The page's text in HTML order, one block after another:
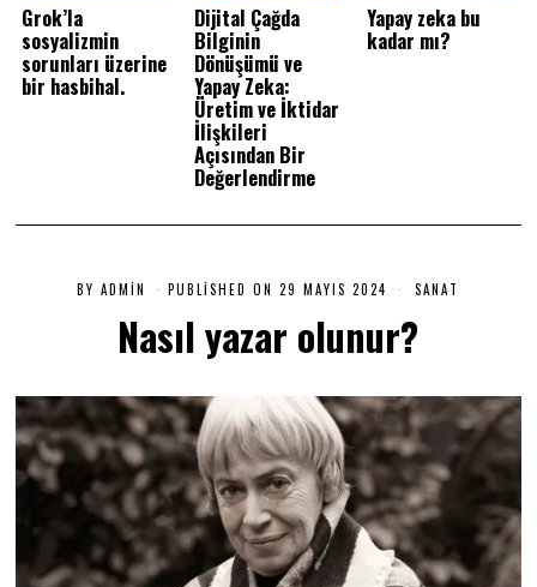
Grok’la
sosyalizmin
sorunları üzerine
bir hasbihal.
Dijital Çağda
Bilginin
Dönüşümü ve
Yapay Zeka:
Üretim ve İktidar
İlişkileri
Açısından Bir
Değerlendirme
Yapay zeka bu
kadar mı?
BYADMIN PUBLISHED ON 29 MAYIS 2024
A
S
0
2
4
SANAT
Nasıl yazar olunur?